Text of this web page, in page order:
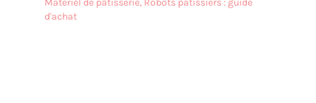
Matériel de pâtisserie, Robots patissiers : guide
d'achat